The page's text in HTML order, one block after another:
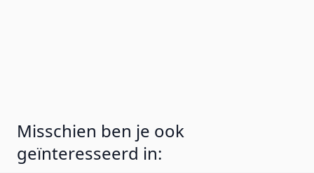
Misschien ben je ook
geïnteresseerd in: